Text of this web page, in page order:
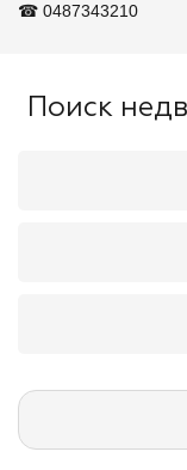
☎ 0487343210
Поиск